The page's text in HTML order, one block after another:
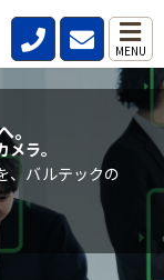
MENU
。
ラ。
、バルテックの